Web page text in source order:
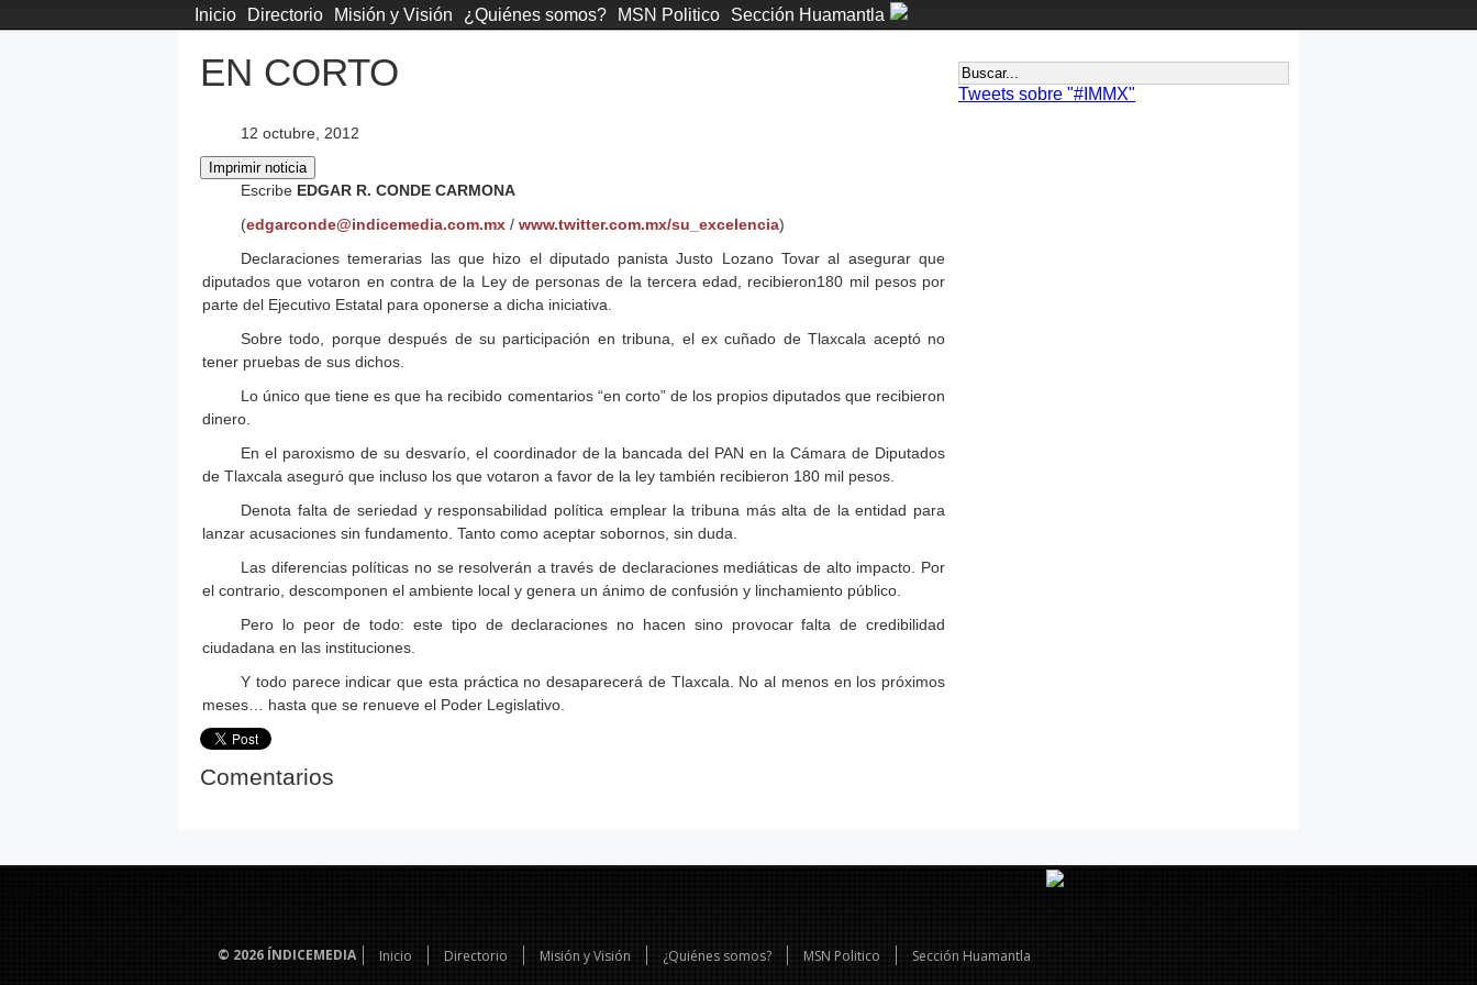
Inicio Directorio Misión y Visión ¿Quiénes somos? MSN Politico Sección Huamantla
EN CORTO
12 octubre, 2012
Escribe EDGAR R. CONDE CARMONA
(edgarconde@indicemedia.com.mx / www.twitter.com.mx/su_excelencia)
Declaraciones temerarias las que hizo el diputado panista Justo Lozano Tovar al asegurar que
diputados que votaron en contra de la Ley de personas de la tercera edad, recibieron180 mil pesos por
parte del Ejecutivo Estatal para oponerse a dicha iniciativa.
Sobre todo, porque después de su participación en tribuna, el ex cuñado de Tlaxcala aceptó no
tener pruebas de sus dichos.
Lo único que tiene es que ha recibido comentarios “en corto” de los propios diputados que recibieron
dinero.
En el paroxismo de su desvarío, el coordinador de la bancada del PAN en la Cámara de Diputados
de Tlaxcala aseguró que incluso los que votaron a favor de la ley también recibieron 180 mil pesos.
Denota falta de seriedad y responsabilidad política emplear la tribuna más alta de la entidad para
lanzar acusaciones sin fundamento. Tanto como aceptar sobornos, sin duda.
Las diferencias políticas no se resolverán a través de declaraciones mediáticas de alto impacto. Por
el contrario, descomponen el ambiente local y genera un ánimo de confusión y linchamiento público.
Pero lo peor de todo: este tipo de declaraciones no hacen sino provocar falta de credibilidad
ciudadana en las instituciones.
Y todo parece indicar que esta práctica no desaparecerá de Tlaxcala. No al menos en los próximos
meses… hasta que se renueve el Poder Legislativo.
Comentarios
Tweets sobre "#IMMX"
Inicio Directorio Misión y Visión ¿Quiénes somos? MSN Politico Sección Huamantla
© 2026 ÍNDICEMEDIA